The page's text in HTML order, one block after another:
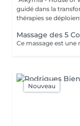
guidé dans la
thérapies se
Massage des 5
Nouveau